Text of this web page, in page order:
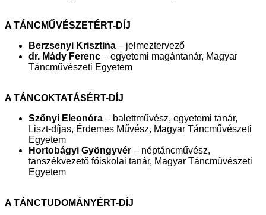
A TÁNCMŰVÉSZETÉRT-DÍJ
Berzsenyi Krisztina – jelmeztervező
dr. Mády Ferenc – egyetemi magántanár, Magyar
Táncművészeti Egyetem
A TÁNCOKTATÁSÉRT-DÍJ
Szőnyi Eleonóra – balettművész, egyetemi tanár,
Liszt-díjas, Érdemes Művész, Magyar Táncművészeti
Egyetem
Hortobágyi Gyöngyvér – néptáncművész,
tanszékvezető főiskolai tanár, Magyar Táncművészeti
Egyetem
A TÁNCTUDOMÁNYÉRT-DÍJ